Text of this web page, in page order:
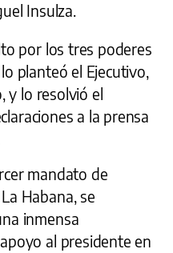
Insulza.
por los tres poderes
planteó el Ejecutivo,
y lo resolvió el
a la prensa
mandato de
Habana, se
inmensa
al presidente en